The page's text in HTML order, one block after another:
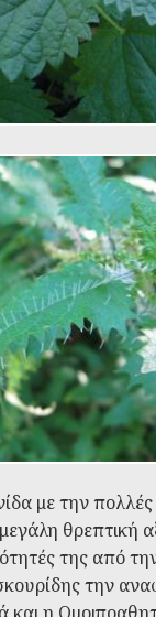
με την
μεγάλη θρεπτική
της από
την